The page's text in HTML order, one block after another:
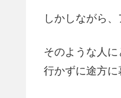
しかしながら
そのような人
行かずに途方に